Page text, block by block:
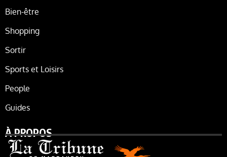
Bien-être
Shopping
Sortir
Sports et Loisirs
People
Guides
À PROPOS